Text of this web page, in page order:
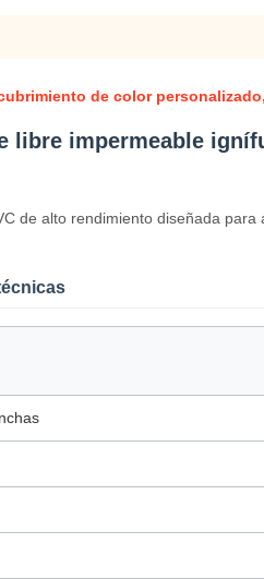
de color
libre impermeable
de alto rendimiento diseñada